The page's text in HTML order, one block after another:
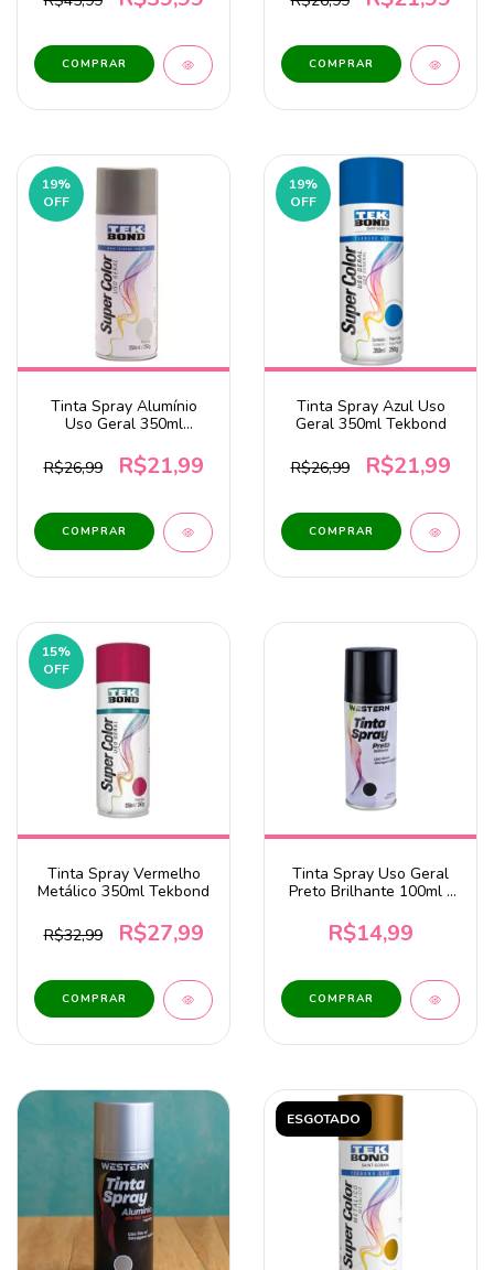
19%
OFF
Tinta Spray Alumínio
Uso Geral 350ml
R$26,99
R$21,99
19%
OFF
Tinta Spray Azul Uso
Geral 350ml Tekbond
R$26,99 R$21,99
15%
OFF
Tinta Spray Vermelho
Metálico 350ml Tekbond
R$32,99 R$27,99
Tinta Spray Uso Geral
Preto Brilhante 100ml -
R$14,99
ESGOTADO